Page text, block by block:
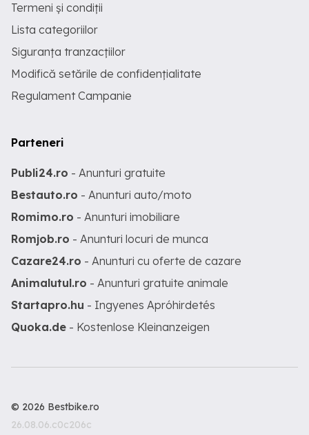
Termeni și condiții
Lista categoriilor
Siguranța tranzacțiilor
Modifică setările de confidențialitate
Regulament Campanie
Parteneri
Publi24.ro - Anunturi gratuite
Bestauto.ro - Anunturi auto/moto
Romimo.ro - Anunturi imobiliare
Romjob.ro - Anunturi locuri de munca
Cazare24.ro - Anunturi cu oferte de cazare
Animalutul.ro - Anunturi gratuite animale
Startapro.hu - Ingyenes Apróhirdetés
Quoka.de - Kostenlose Kleinanzeigen
© 2026 Bestbike.ro
26.08.06.c0c206c